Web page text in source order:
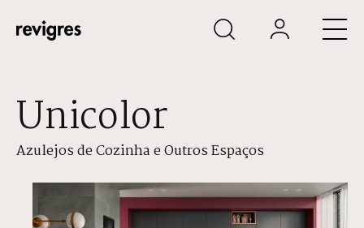
Saltar para o conteúdo principal
Unicolor
Azulejos de Cozinha e Outros Espaços